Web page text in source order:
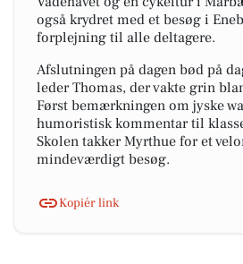
også krydret med et besøg i
forplejning til alle deltagere.
Afslutningen på dagen bød på
leder Thomas, der vakte grin
Først bemærkningen om jyske
humoristisk kommentar til
Skolen takker Myrthue for et
mindeværdigt besøg.
Kopiér link